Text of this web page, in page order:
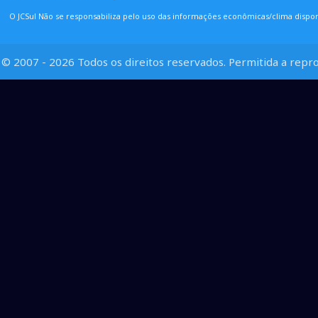
O JCSul Não se responsabiliza pelo uso das informações econômicas/clima
© 2007 - 2026 Todos os direitos reservados. Permitida a